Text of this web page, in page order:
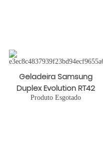
Geladeira Samsung
Duplex Evolution RT42
Produto Esgotado